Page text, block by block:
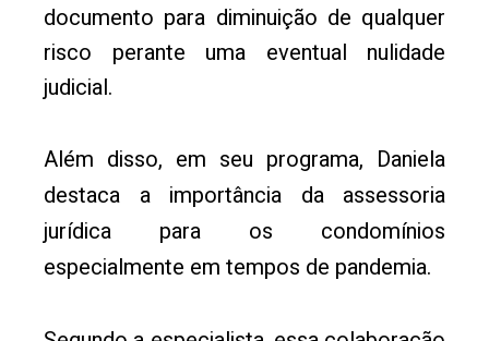
documento para diminuição de qualquer
risco perante uma eventual nulidade
judicial.
Além disso, em seu programa, Daniela
destaca a importância da assessoria
jurídica para os condomínios
especialmente em tempos de pandemia.